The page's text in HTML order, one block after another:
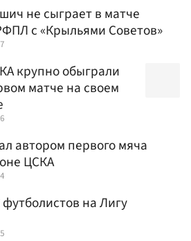
не сыграет в матче
с «Крыльями Советов»
крупно обыграли
матче на своем
автором первого мяча
ЦСКА
на Лигу